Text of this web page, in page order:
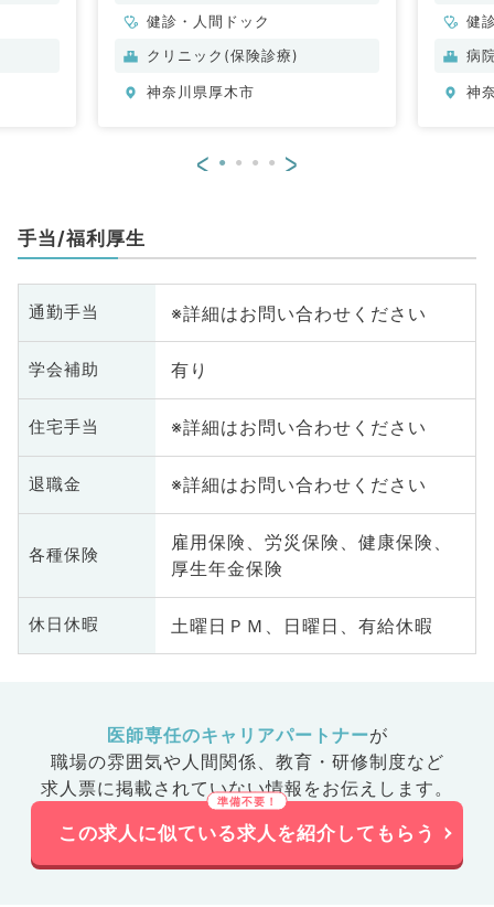
健診・人間ドック
クリニック(保険診療)
神奈川県厚木市
健
病
神
< >
手当/福利厚生
通勤手当 ※詳細はお問い合わせください
学会補助 有り
住宅手当 ※詳細はお問い合わせください
退職金 ※詳細はお問い合わせください
各種保険
雇用保険、労災保険、健康保険、
厚生年金保険
休日休暇 土曜日ＰＭ、日曜日、有給休暇
医師専任のキャリアパートナーが
職場の雰囲気や人間関係、 教育・研修制度など
求人票に掲載されていない情報をお伝えします。
この求人に似ている求人を紹介してもらう